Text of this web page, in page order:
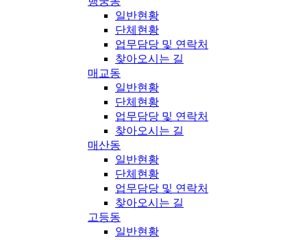
일반현황
단체현황
업무담당 및 연락처
찾아오시는 길
매교동
일반현황
단체현황
업무담당 및 연락처
찾아오시는 길
매산동
일반현황
단체현황
업무담당 및 연락처
찾아오시는 길
고등동
일반현황